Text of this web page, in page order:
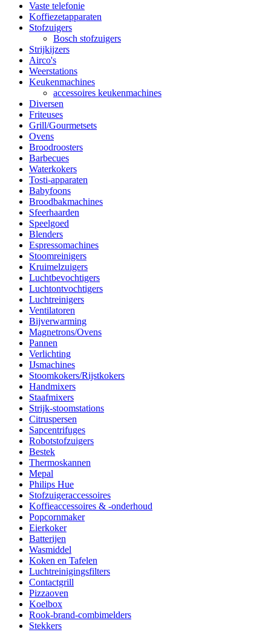
Vaste telefonie
Koffiezetapparaten
Stofzuigers
Bosch stofzuigers
Strijkijzers
Airco's
Weerstations
Keukenmachines
accessoires keukenmachines
Diversen
Friteuses
Grill/Gourmetsets
Ovens
Broodroosters
Barbecues
Waterkokers
Tosti-apparaten
Babyfoons
Broodbakmachines
Sfeerhaarden
Speelgoed
Blenders
Espressomachines
Stoomreinigers
Kruimelzuigers
Luchtbevochtigers
Luchtontvochtigers
Luchtreinigers
Ventilatoren
Bijverwarming
Magnetrons/Ovens
Pannen
Verlichting
IJsmachines
Stoomkokers/Rijstkokers
Handmixers
Staafmixers
Strijk-stoomstations
Citruspersen
Sapcentrifuges
Robotstofzuigers
Bestek
Thermoskannen
Mepal
Philips Hue
Stofzuigeraccessoires
Koffieaccessoires & -onderhoud
Popcornmaker
Eierkoker
Batterijen
Wasmiddel
Koken en Tafelen
Luchtreinigingsfilters
Contactgrill
Pizzaoven
Koelbox
Rook-brand-combimelders
Stekkers